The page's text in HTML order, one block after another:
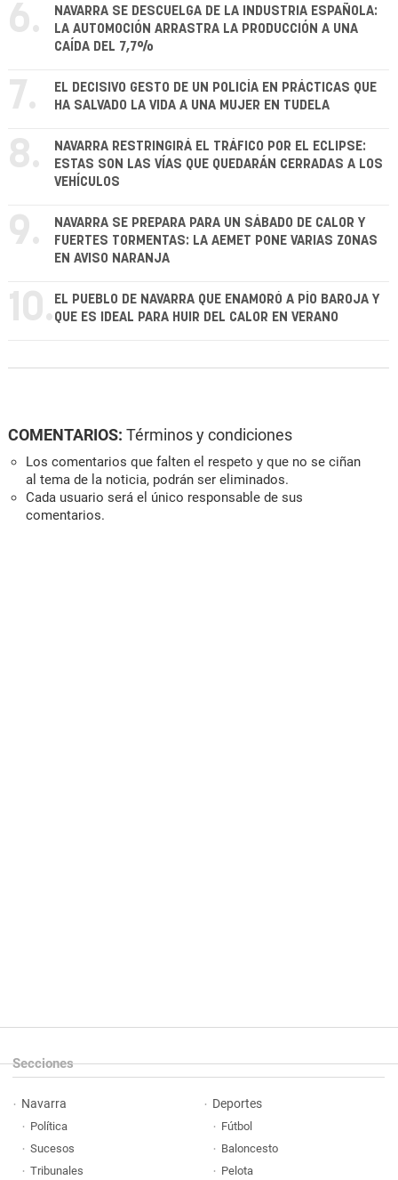
6.
NAVARRA SE DESCUELGA DE LA INDUSTRIA ESPAÑOLA:
LA AUTOMOCIÓN ARRASTRA LA PRODUCCIÓN A UNA
CAÍDA DEL 7,7%
7.
EL DECISIVO GESTO DE UN POLICÍA EN PRÁCTICAS QUE
HA SALVADO LA VIDA A UNA MUJER EN TUDELA
8.
NAVARRA RESTRINGIRÁ EL TRÁFICO POR EL ECLIPSE:
ESTAS SON LAS VÍAS QUE QUEDARÁN CERRADAS A LOS
VEHÍCULOS
9.
NAVARRA SE PREPARA PARA UN SÁBADO DE CALOR Y
FUERTES TORMENTAS: LA AEMET PONE VARIAS ZONAS
EN AVISO NARANJA
10. EL PUEBLO DE NAVARRA QUE ENAMORÓ A PÍO BAROJA Y
QUE ES IDEAL PARA HUIR DEL CALOR EN VERANO
COMENTARIOS: Términos y condiciones
Los comentarios que falten el respeto y que no se ciñan
al tema de la noticia, podrán ser eliminados.
Cada usuario será el único responsable de sus
comentarios.
Secciones
Navarra
Política
Sucesos
Tribunales
Deportes
Fútbol
Baloncesto
Pelota